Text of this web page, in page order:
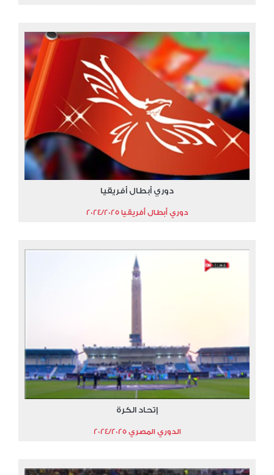
دوري أبطال أفريقيا
دوري أبطال أفريقيا 2024/2025
إتحاد الكرة
الدوري المصري 2024/2025